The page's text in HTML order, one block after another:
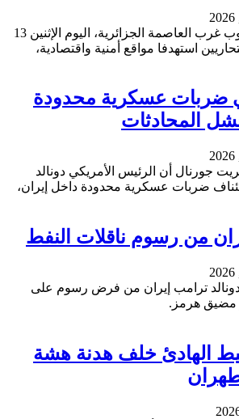
شهدت ولاية البليدة جنوب غرب العاصمة الجزائرية، اليوم الإثنين 13
ضربات عسكرية محدودة
المحادثات
جورنال أن الرئيس الأمريكي دونالد
ضربات عسكرية محدودة داخل إيران،
من رسوم ناقلات النفط
دونالد ترامب إيران من فرض رسوم على
مضيق هرمز.
الهادئ خلف هدنة هشة